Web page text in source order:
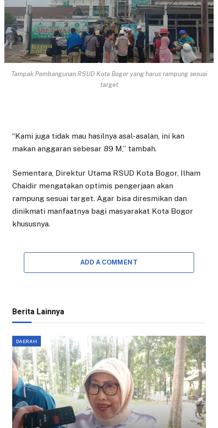
Tampak Pembangunan RSUD Kota Bogor yang harus rampung sesuai
target
“Kami juga tidak mau hasilnya asal-asalan, ini kan
makan anggaran sebesar 89 M,” tambah.
Sementara, Direktur Utama RSUD Kota Bogor, Ilham
Chaidir mengatakan optimis pengerjaan akan
rampung sesuai target. Agar bisa diresmikan dan
dinikmati manfaatnya bagi masyarakat Kota Bogor
khususnya.
ADD A COMMENT
Berita Lainnya
DAERAH